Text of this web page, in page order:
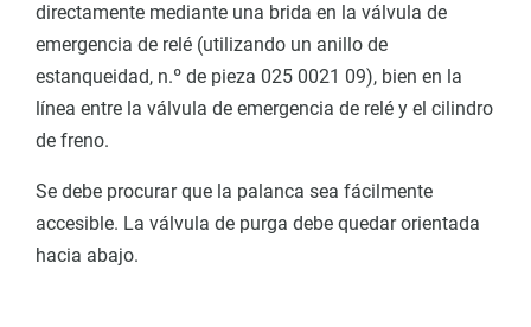
directamente mediante una brida en la válvula de
emergencia de relé (utilizando un anillo de
estanqueidad, n.º de pieza 025 0021 09), bien en la
línea entre la válvula de emergencia de relé y el cilindro
de freno.
Se debe procurar que la palanca sea fácilmente
accesible. La válvula de purga debe quedar orientada
hacia abajo.